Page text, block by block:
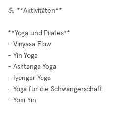
💪 **Aktivitäten**
**Yoga und Pilates**
- Vinyasa Flow
- Yin Yoga
- Ashtanga Yoga
- Iyengar Yoga
- Yoga für die Schwangerschaft
- Yoni Yin